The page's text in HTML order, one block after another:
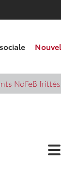
NdFeB frittés